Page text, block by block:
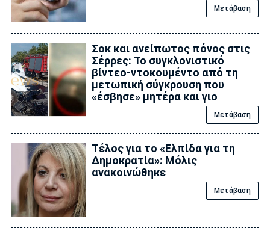
Μετάβαση
Σοκ και ανείπωτος πόνος στις
Σέρρες: Το συγκλονιστικό
βίντεο-ντοκουμέντο από τη
μετωπική σύγκρουση που
«έσβησε» μητέρα και γιο
Μετάβαση
Τέλος για το «Ελπίδα για τη
Δημοκρατία»: Μόλις
ανακοινώθηκε
Μετάβαση